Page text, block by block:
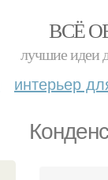
ВСЁ
лучшие идеи
интерьер